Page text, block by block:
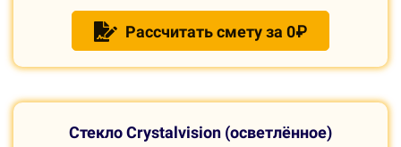
Рассчитать смету за 0₽
Стекло Crystalvision (осветлённое)